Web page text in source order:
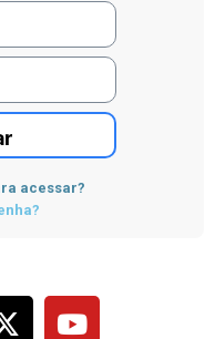
acessar?